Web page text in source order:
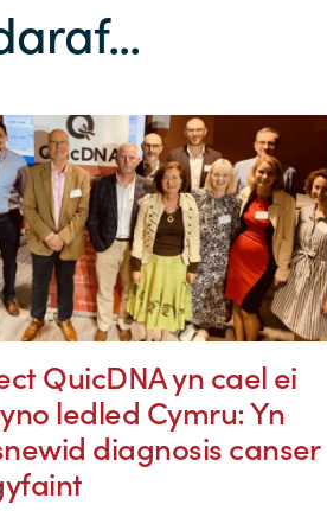
QuicDNA yn cael ei
ledled Cymru: Yn
diagnosis canser